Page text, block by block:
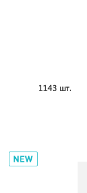
1143 шт.